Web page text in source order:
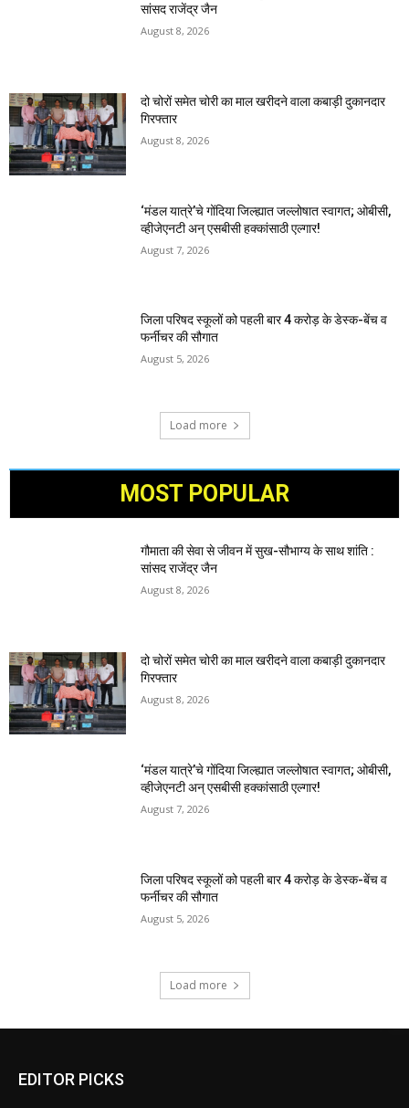
सांसद राजेंद्र जैन
August 8, 2026
दो चोरों समेत चोरी का माल खरीदने वाला कबाड़ी दुकानदार
गिरफ्तार
August 8, 2026
‘मंडल यात्रे’चे गोंदिया जिल्ह्यात जल्लोषात स्वागत; ओबीसी,
व्हीजेएनटी अन् एसबीसी हक्कांसाठी एल्गार!
August 7, 2026
जिला परिषद स्कूलों को पहली बार 4 करोड़ के डेस्क-बेंच व
फर्नीचर की सौगात
August 5, 2026
Load more
MOST POPULAR
गौमाता की सेवा से जीवन में सुख-सौभाग्य के साथ शांति :
सांसद राजेंद्र जैन
August 8, 2026
दो चोरों समेत चोरी का माल खरीदने वाला कबाड़ी दुकानदार
गिरफ्तार
August 8, 2026
‘मंडल यात्रे’चे गोंदिया जिल्ह्यात जल्लोषात स्वागत; ओबीसी,
व्हीजेएनटी अन् एसबीसी हक्कांसाठी एल्गार!
August 7, 2026
जिला परिषद स्कूलों को पहली बार 4 करोड़ के डेस्क-बेंच व
फर्नीचर की सौगात
August 5, 2026
Load more
EDITOR PICKS